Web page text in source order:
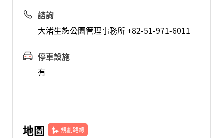
諮詢
大渚生態公園管理事務所 +82-51-971-6011
停車設施
有
地圖 規劃路線